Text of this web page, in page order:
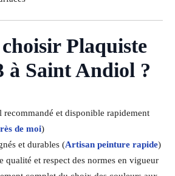
Plaquiste
à Saint Andiol ?
recommandé et disponible rapidement
de moi)
et durables (Artisan peinture rapide)
qualité et respect des normes en vigueur